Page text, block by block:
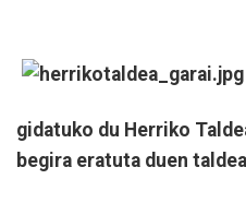
gidatuko du Herriko
begira eratuta duen